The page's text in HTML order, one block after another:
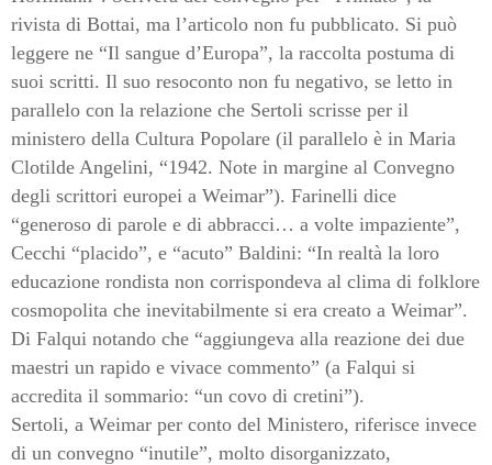
rivista di Bottai, ma l’articolo non fu pubblicato. Si può
leggere ne “Il sangue d’Europa”, la raccolta postuma di
suoi scritti. Il suo resoconto non fu negativo, se letto in
parallelo con la relazione che Sertoli scrisse per il
ministero della Cultura Popolare (il parallelo è in Maria
Clotilde Angelini, “1942. Note in margine al Convegno
degli scrittori europei a Weimar”). Farinelli dice
“generoso di parole e di abbracci… a volte impaziente”,
Cecchi “placido”, e “acuto” Baldini: “In realtà la loro
educazione rondista non corrispondeva al clima di folklore
cosmopolita che inevitabilmente si era creato a Weimar”.
Di Falqui notando che “aggiungeva alla reazione dei due
maestri un rapido e vivace commento” (a Falqui si
accredita il sommario: “un covo di cretini”).
Sertoli, a Weimar per conto del Ministero, riferisce invece
di un convegno “inutile”, molto disorganizzato,